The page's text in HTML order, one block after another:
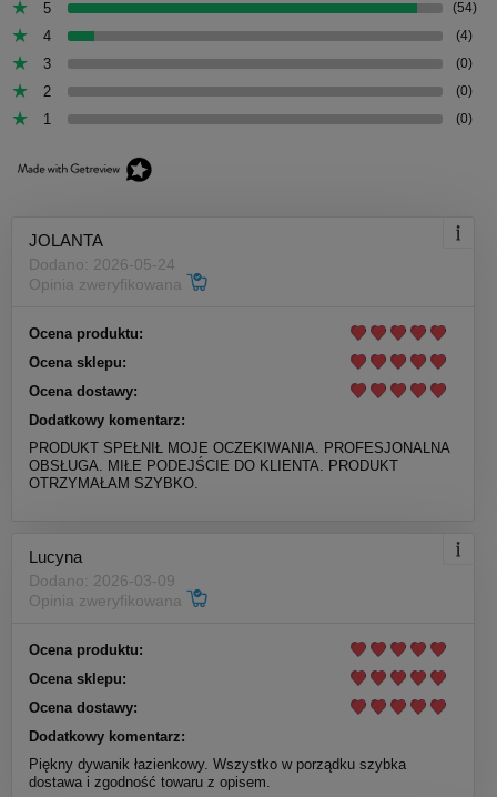
5 (54)
4 (4)
3 (0)
2 (0)
1 (0)
JOLANTA
Dodano: 2026-05-24
Opinia zweryfikowana
Ocena produktu:
Ocena sklepu:
Ocena dostawy:
Dodatkowy komentarz:
PRODUKT SPEŁNIŁ MOJE OCZEKIWANIA. PROFESJONALNA
OBSŁUGA. MIŁE PODEJŚCIE DO KLIENTA. PRODUKT
OTRZYMAŁAM SZYBKO.
Lucyna
Dodano: 2026-03-09
Opinia zweryfikowana
Ocena produktu:
Ocena sklepu:
Ocena dostawy:
Dodatkowy komentarz:
Piękny dywanik łazienkowy. Wszystko w porządku szybka
dostawa i zgodność towaru z opisem.